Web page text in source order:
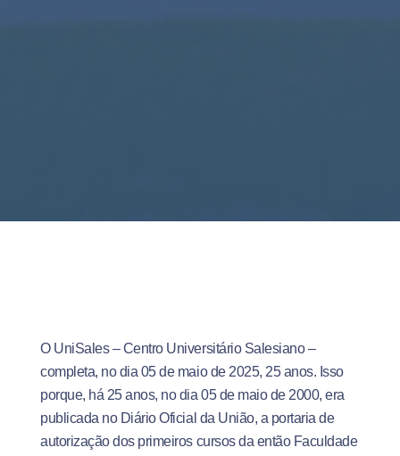
O UniSales – Centro Universitário Salesiano –
completa, no dia 05 de maio de 2025, 25 anos. Isso
porque, há 25 anos, no dia 05 de maio de 2000, era
publicada no Diário Oficial da União, a portaria de
autorização dos primeiros cursos da então Faculdade